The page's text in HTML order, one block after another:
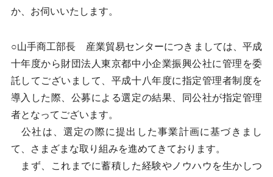
か、お伺いいたします。
○山手商工部長 産業貿易センターにつきましては、平成
十年度から財団法人東京都中小企業振興公社に管理を委
託してございまして、平成十八年度に指定管理者制度を
導入した際、公募による選定の結果、同公社が指定管理
者となってございます。
公社は、選定の際に提出した事業計画に基づきまし
て、さまざまな取り組みを進めてきております。
まず、これまでに蓄積した経験やノウハウを生かしつ